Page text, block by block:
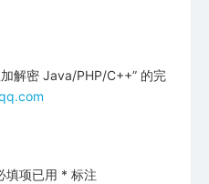
解密 Java/PHP/C++” 的完
填项已用 * 标注